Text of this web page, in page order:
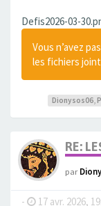
Defis2026-03-
Vous n’avez
les fichiers
Dionysos06
RE:
par
- 17 avr. 2026,